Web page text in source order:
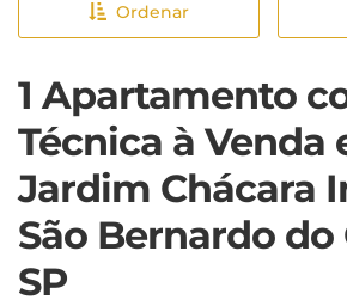
Ordenar
1 Apartamento
Técnica à Venda
Jardim Chácara
São Bernardo do
SP